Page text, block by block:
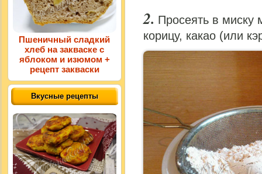
Просеять в миску
корицу, какао (или
Пшеничный сладкий
хлеб на закваске с
яблоком и изюмом +
рецепт закваски
Вкусные рецепты